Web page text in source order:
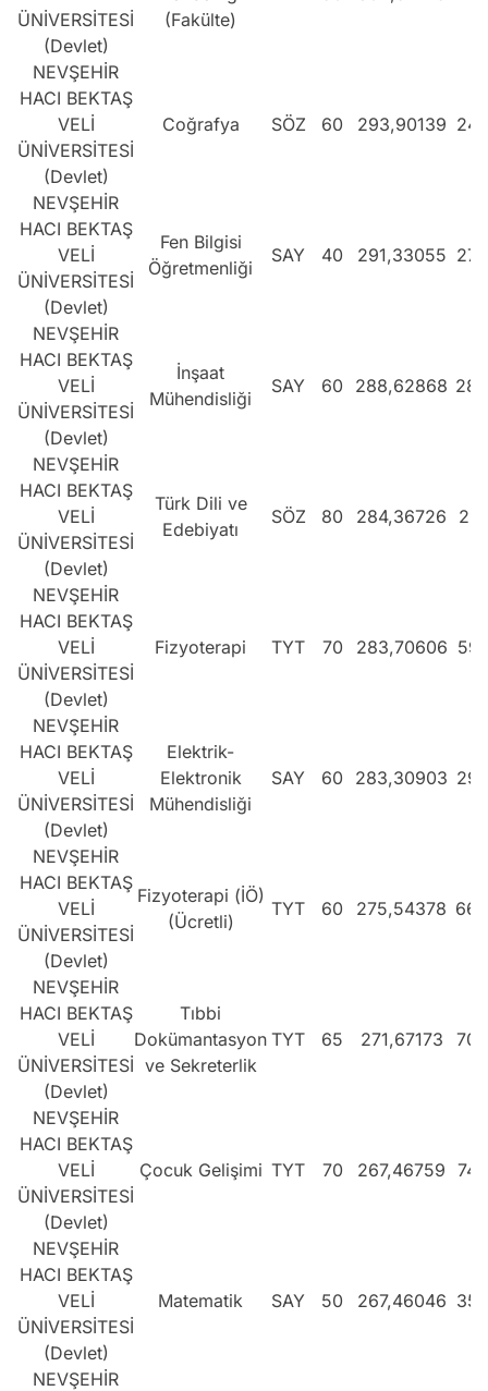
ÜNİVERSİTESİ
(Devlet)
(Fakülte)
NEVŞEHİR
HACI BEKTAŞ
VELİ
ÜNİVERSİTESİ
(Devlet)
Coğrafya SÖZ 60 293,90139
NEVŞEHİR
HACI BEKTAŞ
VELİ
ÜNİVERSİTESİ
(Devlet)
Fen Bilgisi
Öğretmenliği
SAY 40 291,33055
NEVŞEHİR
HACI BEKTAŞ
VELİ
ÜNİVERSİTESİ
(Devlet)
İnşaat
Mühendisliği
SAY 60 288,62868
NEVŞEHİR
HACI BEKTAŞ
VELİ
ÜNİVERSİTESİ
(Devlet)
Türk Dili ve
Edebiyatı
SÖZ 80 284,36726
NEVŞEHİR
HACI BEKTAŞ
VELİ
ÜNİVERSİTESİ
(Devlet)
Fizyoterapi TYT 70 283,70606
NEVŞEHİR
HACI BEKTAŞ
VELİ
ÜNİVERSİTESİ
(Devlet)
Elektrik-
Elektronik
Mühendisliği
SAY 60 283,30903
NEVŞEHİR
HACI BEKTAŞ
VELİ
ÜNİVERSİTESİ
(Devlet)
Fizyoterapi (İÖ)
(Ücretli)
TYT 60 275,54378
NEVŞEHİR
HACI BEKTAŞ
VELİ
ÜNİVERSİTESİ
(Devlet)
Tıbbi
Dokümantasyon
ve Sekreterlik
TYT 65 271,67173
NEVŞEHİR
HACI BEKTAŞ
VELİ
ÜNİVERSİTESİ
(Devlet)
Çocuk Gelişimi TYT 70 267,46759
NEVŞEHİR
HACI BEKTAŞ
VELİ
ÜNİVERSİTESİ
(Devlet)
Matematik SAY 50 267,46046
NEVŞEHİR